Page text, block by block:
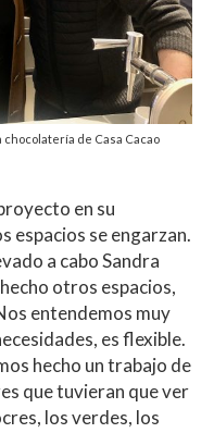
chocolatería de Casa Cacao
en su
espacios se engarzan.
a cabo Sandra
otros espacios,
entendemos muy
es flexible.
hecho un trabajo de
que tuvieran que ver
los verdes, los